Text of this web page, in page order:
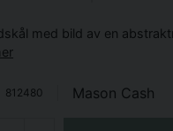
med bild av en
812480 Mason Cash